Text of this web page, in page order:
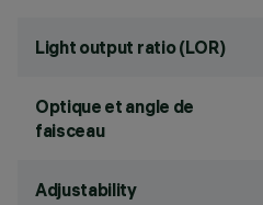
Light output ratio (LOR)
Optique et angle de
faisceau
Adjustability